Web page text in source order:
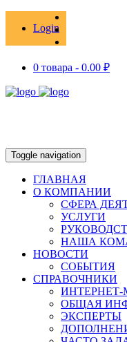
Login
0 товара - 0.00 ₽
Toggle navigation
ГЛАВНАЯ
О КОМПАНИИ
СФЕРА
УСЛУГИ
НАША
НОВОСТИ
СОБЫТИЯ
СПРАВОЧНИКИ
ИНТЕРНЕТ-
ОБЩАЯ
ЭКСПЕРТЫ